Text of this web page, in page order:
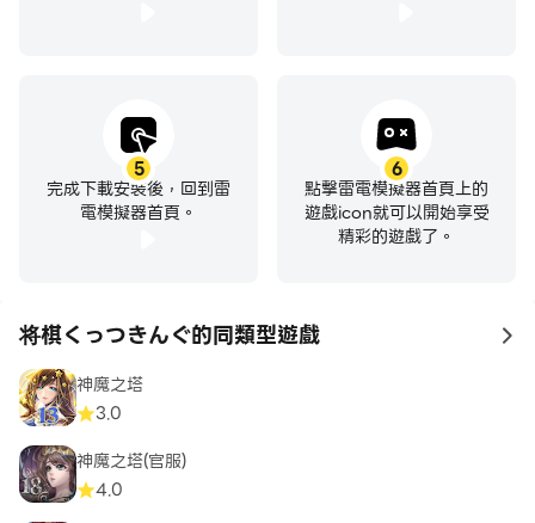
5
完成下載安裝後，回到雷
電模擬器首頁。
6
點擊雷電模擬器首頁上的
遊戲icon就可以開始享受
精彩的遊戲了。
将棋くっつきんぐ的同類型遊戲 to
神魔之塔
3.0
神魔之塔(官服)
4.0